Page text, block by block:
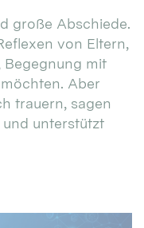
große Abschiede.
von Eltern,
Begegnung mit
Aber
trauern, sagen
unterstützt